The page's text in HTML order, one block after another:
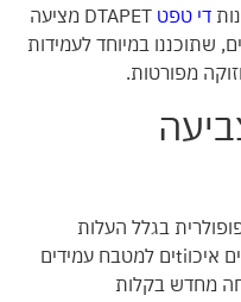
די טפט
DTAPET מציעה
שתוכננו במיוחד לעמידות
מפורטות.
בגלל העלות
הנמוכה יותר והקלות בתחזוקה. צבעים איכוtiים למטבח עמידים
מחדש בקלות